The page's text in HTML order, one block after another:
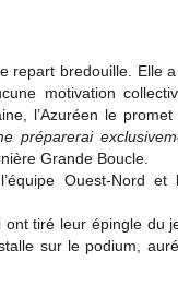
repart bredouille. Elle
motivation
l’Azuréen le
préparerai
Grande Boucle.
Ouest-Nord
ont tiré leur épingle du
sur le podium,